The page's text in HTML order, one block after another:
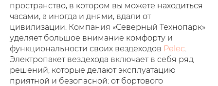
пространство, в котором вы можете находиться
часами, а иногда и днями, вдали от
цивилизации. Компания «Северный Технопарк»
уделяет большое внимание комфорту и
функциональности своих вездеходов Pelec
Электропакет вездехода включает в себя ряд
решений, которые делают эксплуатацию
приятной и безопасной: от бортового